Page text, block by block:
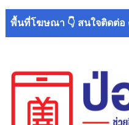
พื้นที่โฆษณา 👇 สนใจติดต่